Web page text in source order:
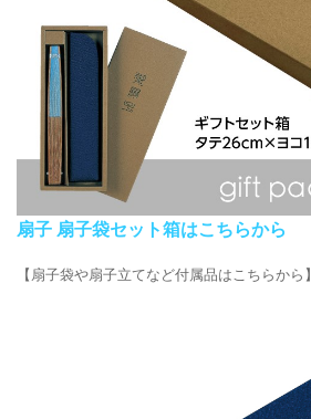
扇子 扇子袋セット箱はこちらから
【扇子袋や扇子立てなど付属品はこちらから】